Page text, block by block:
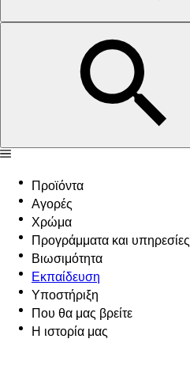
Προϊόντα
Αγορές
Χρώμα
Προγράμματα και υπηρεσίες
Βιωσιμότητα
Εκπαίδευση
Υποστήριξη
Που θα μας βρείτε
Η ιστορία μας